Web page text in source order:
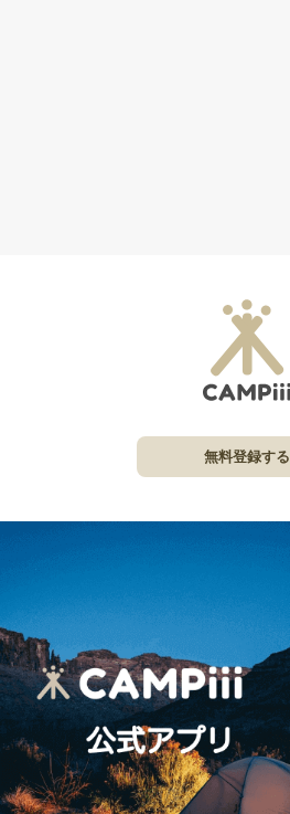
無料登録する